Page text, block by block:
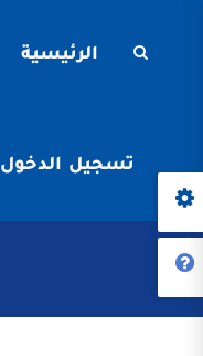
الرئيسية
تسجيل الدخول